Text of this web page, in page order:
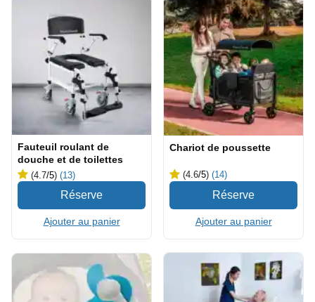
Fauteuil roulant de
douche et de toilettes
(4.7/5) (13)
Ajouter au panier
Chariot de poussette
(4.6/5) (14)
Ajouter au panier